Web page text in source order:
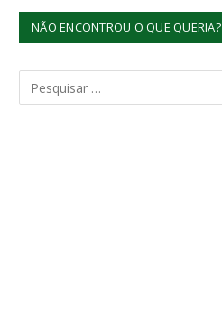
NÃO ENCONTROU O QUE QUERIA?